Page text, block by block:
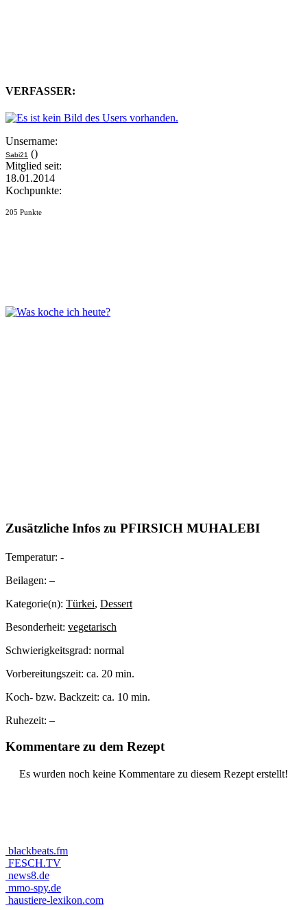
VERFASSER:
Unsername:
Sabi21 ()
Mitglied seit:
18.01.2014
Kochpunkte:
205 Punkte
Zusätzliche Infos zu PFIRSICH MUHALEBI
Temperatur: -
Beilagen: –
Kategorie(n): Türkei, Dessert
Besonderheit: vegetarisch
Schwierigkeitsgrad: normal
Vorbereitungszeit: ca. 20 min.
Koch- bzw. Backzeit: ca. 10 min.
Ruhezeit: –
Kommentare zu dem Rezept
Es wurden noch keine Kommentare zu diesem Rezept erstellt!
blackbeats.fm
FESCH.TV
news8.de
mmo-spy.de
haustiere-lexikon.com